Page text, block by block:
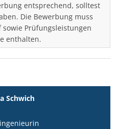
entsprechend, solltest
Die Bewerbung muss
Prüfungsleistungen
enthalten.
Schwich